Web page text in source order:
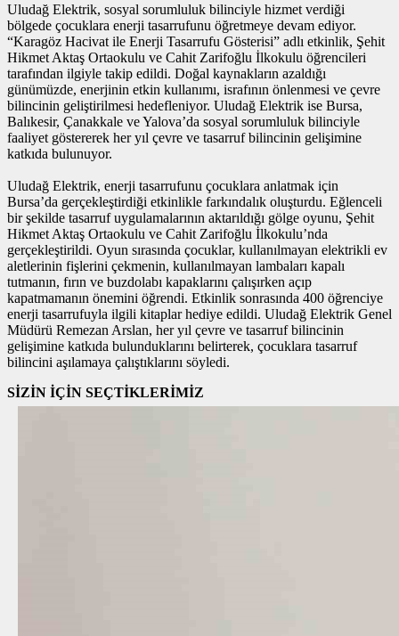
Uludağ Elektrik, sosyal sorumluluk bilinciyle hizmet verdiği
bölgede çocuklara enerji tasarrufunu öğretmeye devam ediyor.
“Karagöz Hacivat ile Enerji Tasarrufu Gösterisi” adlı etkinlik, Şehit
Hikmet Aktaş Ortaokulu ve Cahit Zarifoğlu İlkokulu öğrencileri
tarafından ilgiyle takip edildi. Doğal kaynakların azaldığı
günümüzde, enerjinin etkin kullanımı, israfının önlenmesi ve çevre
bilincinin geliştirilmesi hedefleniyor. Uludağ Elektrik ise Bursa,
Balıkesir, Çanakkale ve Yalova’da sosyal sorumluluk bilinciyle
faaliyet göstererek her yıl çevre ve tasarruf bilincinin gelişimine
katkıda bulunuyor.
Uludağ Elektrik, enerji tasarrufunu çocuklara anlatmak için
Bursa’da gerçekleştirdiği etkinlikle farkındalık oluşturdu. Eğlenceli
bir şekilde tasarruf uygulamalarının aktarıldığı gölge oyunu, Şehit
Hikmet Aktaş Ortaokulu ve Cahit Zarifoğlu İlkokulu’nda
gerçekleştirildi. Oyun sırasında çocuklar, kullanılmayan elektrikli ev
aletlerinin fişlerini çekmenin, kullanılmayan lambaları kapalı
tutmanın, fırın ve buzdolabı kapaklarını çalışırken açıp
kapatmamanın önemini öğrendi. Etkinlik sonrasında 400 öğrenciye
enerji tasarrufuyla ilgili kitaplar hediye edildi. Uludağ Elektrik Genel
Müdürü Remezan Arslan, her yıl çevre ve tasarruf bilincinin
gelişimine katkıda bulunduklarını belirterek, çocuklara tasarruf
bilincini aşılamaya çalıştıklarını söyledi.
SİZİN İÇİN SEÇTİKLERİMİZ